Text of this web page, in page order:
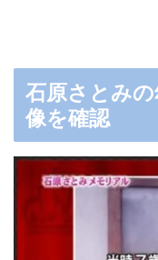
石原さとみ
像を確認